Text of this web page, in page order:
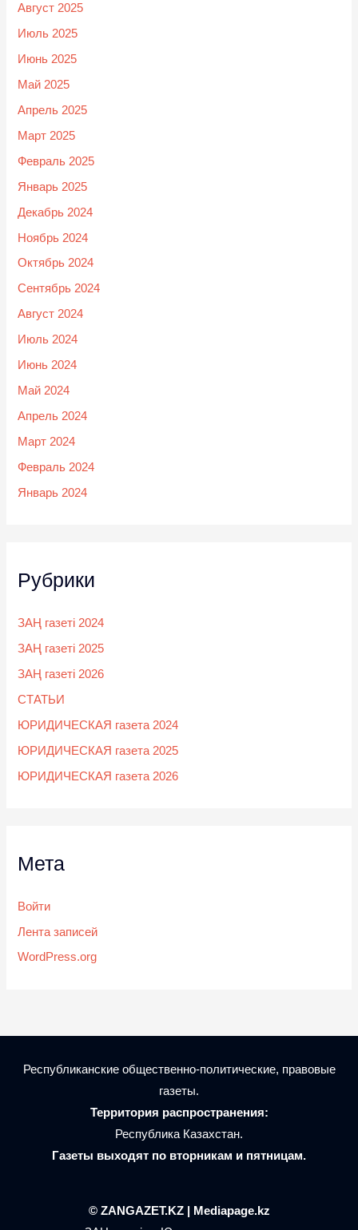
Август 2025
Июль 2025
Июнь 2025
Май 2025
Апрель 2025
Март 2025
Февраль 2025
Январь 2025
Декабрь 2024
Ноябрь 2024
Октябрь 2024
Сентябрь 2024
Август 2024
Июль 2024
Июнь 2024
Май 2024
Апрель 2024
Март 2024
Февраль 2024
Январь 2024
Рубрики
ЗАҢ газеті 2024
ЗАҢ газеті 2025
ЗАҢ газеті 2026
СТАТЬИ
ЮРИДИЧЕСКАЯ газета 2024
ЮРИДИЧЕСКАЯ газета 2025
ЮРИДИЧЕСКАЯ газета 2026
Мета
Войти
Лента записей
WordPress.org
Республиканские общественно-политические, правовые
газеты.
Территория распространения:
Республика Казахстан.
Газеты выходят по вторникам и пятницам.
© ZANGAZET.KZ | Mediapage.kz